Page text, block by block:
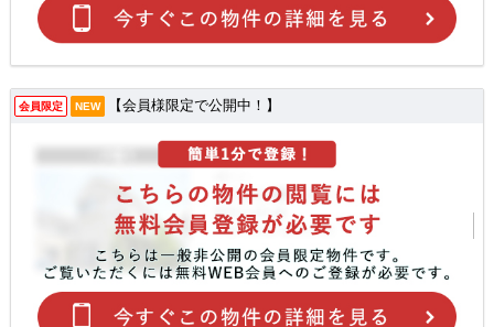
会員限定 NEW 【会員様限定で公開中！】